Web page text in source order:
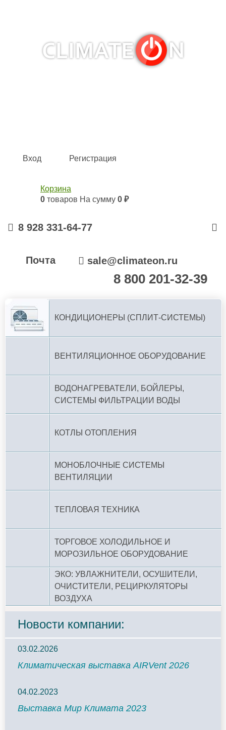
Вход Регистрация
Корзина
0 товаров На сумму 0 ₽
8 928 331-64-77
Почта sale@climateon.ru
8 800 201-32-39
КОНДИЦИОНЕРЫ (СПЛИТ-СИСТЕМЫ)
ВЕНТИЛЯЦИОННОЕ ОБОРУДОВАНИЕ
ВОДОНАГРЕВАТЕЛИ, БОЙЛЕРЫ,
СИСТЕМЫ ФИЛЬТРАЦИИ ВОДЫ
КОТЛЫ ОТОПЛЕНИЯ
МОНОБЛОЧНЫЕ СИСТЕМЫ
ВЕНТИЛЯЦИИ
ТЕПЛОВАЯ ТЕХНИКА
ТОРГОВОЕ ХОЛОДИЛЬНОЕ И
МОРОЗИЛЬНОЕ ОБОРУДОВАНИЕ
ЭКО: УВЛАЖНИТЕЛИ, ОСУШИТЕЛИ,
ОЧИСТИТЕЛИ, РЕЦИРКУЛЯТОРЫ
ВОЗДУХА
Новости компании:
03.02.2026
Климатическая выставка AIRVent 2026
04.02.2023
Выставка Мир Климата 2023